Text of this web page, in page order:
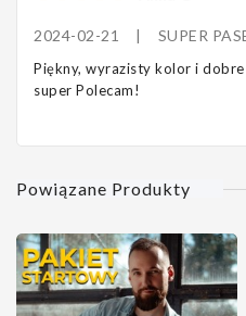
2024-02-21 | SUPER
Piękny, wyrazisty kolor i
super Polecam!
Powiązane Produkty